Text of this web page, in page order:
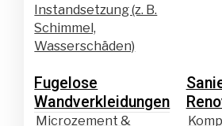
Instandsetzung (z. B.
Schimmel,
Wasserschäden)
Fugelose
Wandverkleidungen
Microzement &